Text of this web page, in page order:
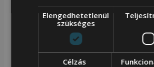
Kapcsolódó termékek
Elengedhetetlenül
szükséges
Célzás